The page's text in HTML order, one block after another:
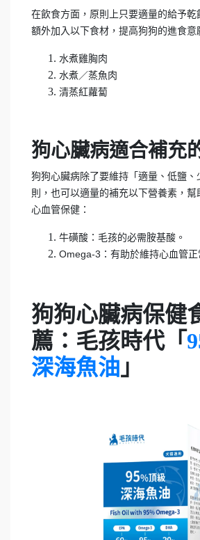
在飲食方面，原則上只要適量的給予乾
額外加入以下食材，提高狗狗的進食意
水煮雞胸肉
水煮／蒸魚肉
清蒸紅蘿蔔
狗心臟病適合補充
狗狗心臟病除了要維持「適量、低鹽、
則，也可以適量的補充以下營養素，幫
心血管保健：
牛磺酸：毛孩的必需胺基酸。
Omega-3：有助於維持心血管正
狗狗心臟病保健
薦：毛孩時代「
深海魚油 」